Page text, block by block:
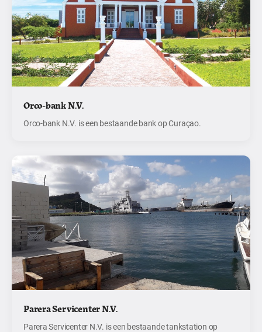
Orco-bank N.V.
Orco-bank N.V. is een bestaande bank op Curaçao.
Parera Servicenter N.V.
Parera Servicenter N.V. is een bestaande tankstation op